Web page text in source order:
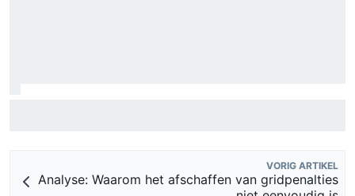
VORIG ARTIKEL
Analyse: Waarom het afschaffen van gridpenalties